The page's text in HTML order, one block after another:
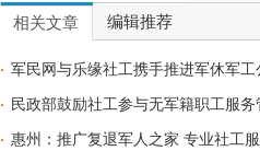
相关文章 编辑推荐
军民网与乐缘社工携手推进军休军工
民政部鼓励社工参与无军籍职工服务
惠州：推广复退军人之家 专业社工